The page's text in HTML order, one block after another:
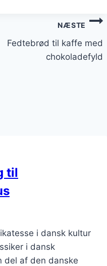
NÆSTE
Fedtebrød til kaffe med
chokoladefyld
til
i dansk kultur
i dansk
af den danske